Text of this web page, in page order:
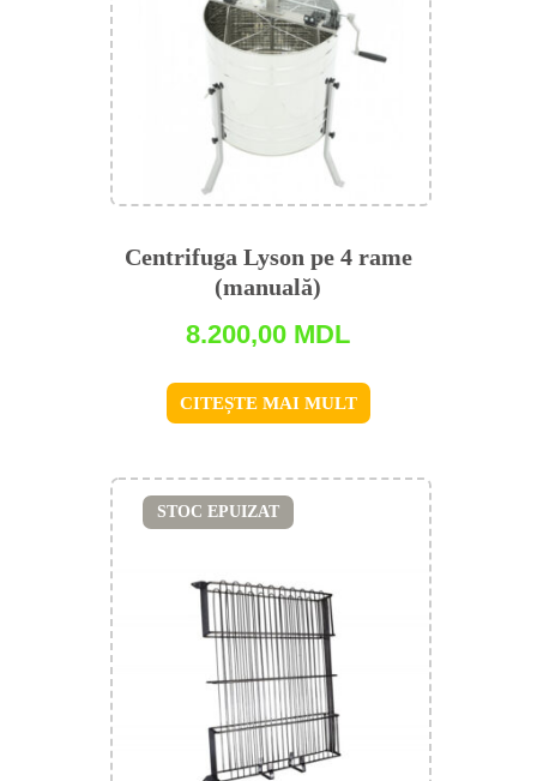
Centrifuga Lyson pe 4 rame
(manuală)
8.200,00 MDL
CITEȘTE MAI MULT
STOC EPUIZAT